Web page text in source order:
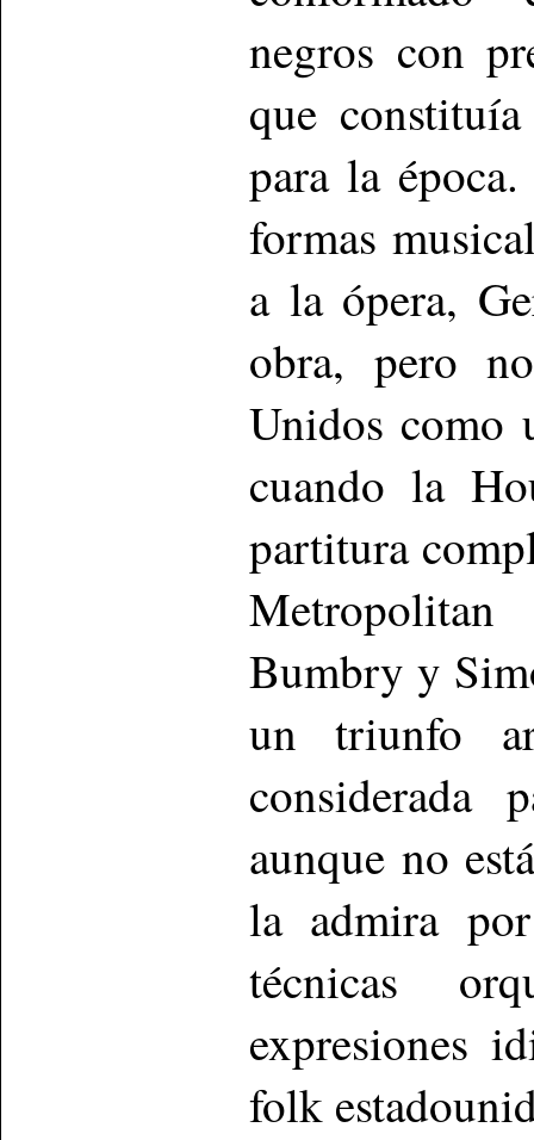
negros con
que
para la
formas
a la ópera,
obra, pero
Unidos como
cuando la
partitura
Bumbry y
un triunfo
considerada
aunque no
la admira
técnicas
expresiones
folk